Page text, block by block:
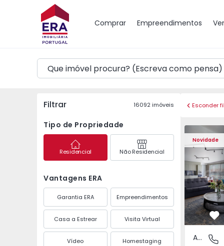
Comprar Empreendimentos
Mapa
Filtrar 16092imóveis
Tipo de Propriedade
Residencial Não Residencial
Vantagens ERA
Garantia ERA Empreendimentos
Casa a Estrear Visita Virtual
Vídeo Homestaging
Esconder
Novidade
Apartamento T2
Aliados,
Apartamento